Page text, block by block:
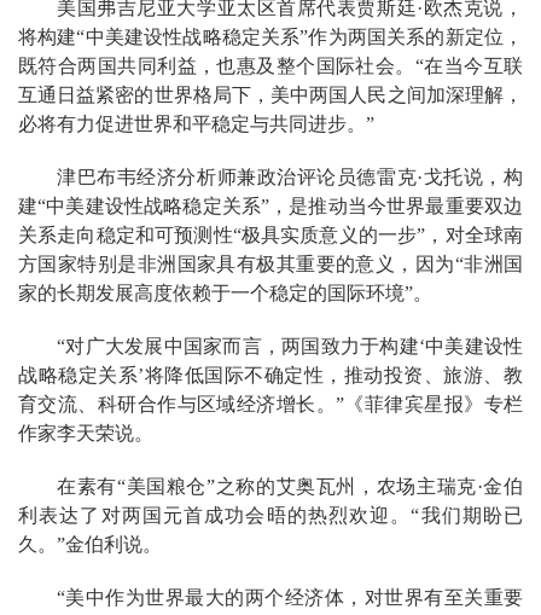
美国弗吉尼亚大学亚太区首席代表贾斯廷·欧杰克说，
将构建“中美建设性战略稳定关系”作为两国关系的新定位，
既符合两国共同利益，也惠及整个国际社会。“在当今互联
互通日益紧密的世界格局下，美中两国人民之间加深理解，
必将有力促进世界和平稳定与共同进步。”
津巴布韦经济分析师兼政治评论员德雷克·戈托说，构
建“中美建设性战略稳定关系”，是推动当今世界最重要双边
关系走向稳定和可预测性“极具实质意义的一步”，对全球南
方国家特别是非洲国家具有极其重要的意义，因为“非洲国
家的长期发展高度依赖于一个稳定的国际环境”。
“对广大发展中国家而言，两国致力于构建‘中美建设性
战略稳定关系’将降低国际不确定性，推动投资、旅游、教
育交流、科研合作与区域经济增长。”《菲律宾星报》专栏
作家李天荣说。
在素有“美国粮仓”之称的艾奥瓦州，农场主瑞克·金伯
利表达了对两国元首成功会晤的热烈欢迎。“我们期盼已
久。”金伯利说。
“美中作为世界最大的两个经济体，对世界有至关重要